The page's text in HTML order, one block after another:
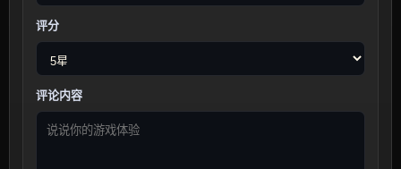
评分
评论内容